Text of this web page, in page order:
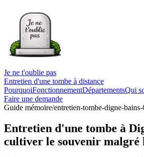
Je ne t'oublie pas
Entretien d'une tombe à distance
PourquoiFonctionnementDépartementsQui
Faire une demande
Guide mémoire/entretien-tombe-digne-
Entretien d'une tombe à
cultiver le souvenir malgré